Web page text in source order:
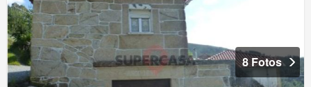
8 Fotos